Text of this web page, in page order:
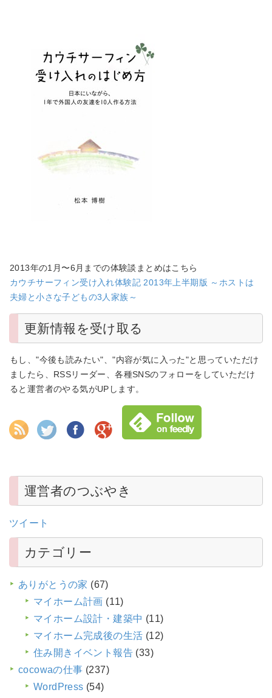
2013年の1月〜6月までの体験談まとめはこちら
カウチサーフィン受け入れ体験記 2013年上半期版 ～ホストは
夫婦と小さな子どもの3人家族～
更新情報を受け取る
もし、"今後も読みたい"、"内容が気に入った"と思っていただけ
ましたら、RSSリーダー、各種SNSのフォローをしていただけ
ると運営者のやる気がUPします。
運営者のつぶやき
ツイート
カテゴリー
ありがとうの家 (67)
マイホーム計画 (11)
マイホーム設計・建築中 (11)
マイホーム完成後の生活 (12)
住み開きイベント報告 (33)
cocowaの仕事 (237)
WordPress (54)